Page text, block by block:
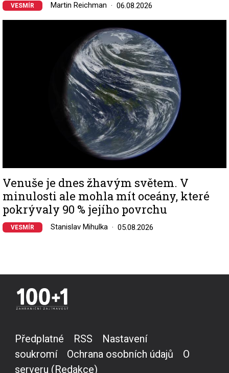
VESMÍR Martin Reichman 06.08.2026
Venuše je dnes žhavým světem. V
minulosti ale mohla mít oceány, které
pokrývaly 90 % jejího povrchu
VESMÍR Stanislav Mihulka 05.08.2026
Předplatné RSS
Nastavení
soukromí
Ochrana osobních údajů
O
serveru (Redakce)